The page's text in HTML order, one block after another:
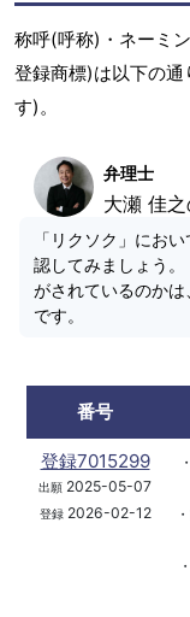
称呼(呼称)・ネーミ
登録商標)は以下の通
す)。
弁理士
大瀬 佳
「リクソク」にお
認してみましょう
がされているのか
です。
番号
登録7015299
出願 2025-05-07
登録2026-02-12
・
・
・